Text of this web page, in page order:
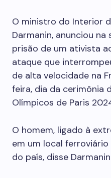
O ministro do Interior
Darmanin, anunciou
prisão de um ativista
ataque que
de alta velocidade na
feira, dia da cerimônia
Olímpicos de Paris
O homem, ligado à
em um local
do país, disse